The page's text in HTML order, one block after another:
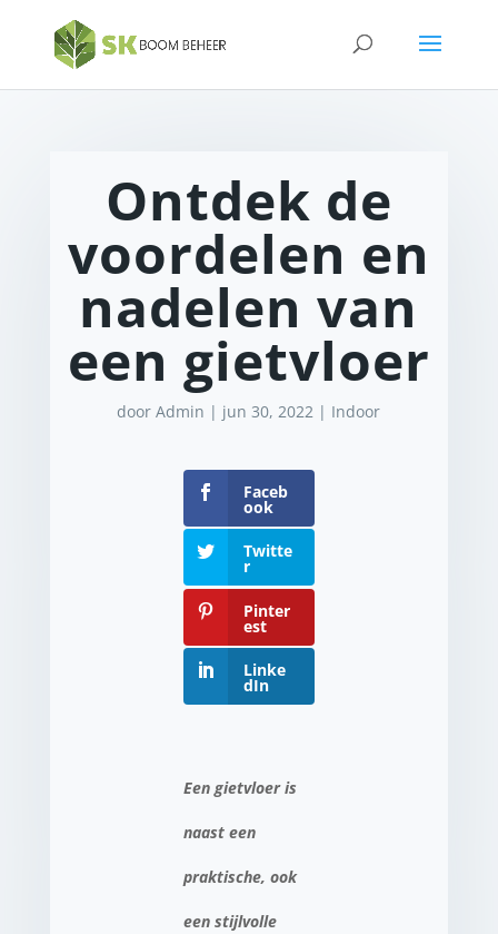
Ontdek de
voordelen en
nadelen van
een gietvloer
doorAdmin | jun 30, 2022 | Indoor
Faceb
ook
Twitte
r
Pinter
est
Linke
dIn
Een gietvloer is
naast een
praktische, ook
een stijlvolle